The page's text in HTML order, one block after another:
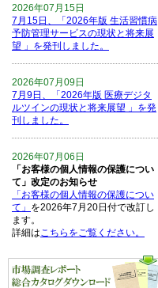
2026年07月15日
7月15日、「2026年版 生活習慣病
予防管理サービスの現状と将来展
望 」を発刊しました。
2026年07月09日
7月9日、「2026年版 医療デジタ
ルツインの現状と将来展望 」を発
刊しました。
2026年07月06日
「お客様の個人情報の保護につい
て」改定のお知らせ
「お客様の個人情報の保護につい
て」 を2026年7月20日付で改訂し
ます。
詳細はこちらをご覧ください。
2026年06月15日
6月15日、「中国の医療保険医薬